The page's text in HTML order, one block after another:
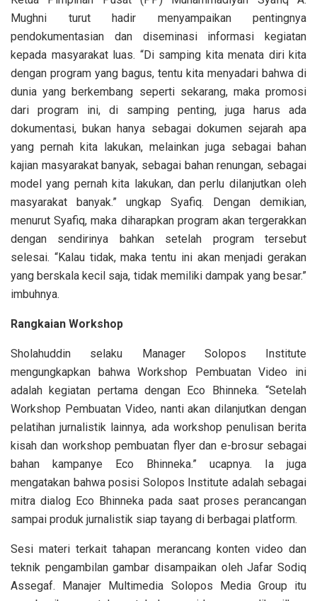
Mughni turut hadir menyampaikan pentingnya
pendokumentasian dan diseminasi informasi kegiatan
kepada masyarakat luas. “Di samping kita menata diri kita
dengan program yang bagus, tentu kita menyadari bahwa di
dunia yang berkembang seperti sekarang, maka promosi
dari program ini, di samping penting, juga harus ada
dokumentasi, bukan hanya sebagai dokumen sejarah apa
yang pernah kita lakukan, melainkan juga sebagai bahan
kajian masyarakat banyak, sebagai bahan renungan, sebagai
model yang pernah kita lakukan, dan perlu dilanjutkan oleh
masyarakat banyak.” ungkap Syafiq. Dengan demikian,
menurut Syafiq, maka diharapkan program akan tergerakkan
dengan sendirinya bahkan setelah program tersebut
selesai. “Kalau tidak, maka tentu ini akan menjadi gerakan
yang berskala kecil saja, tidak memiliki dampak yang besar.”
imbuhnya.
Rangkaian Workshop
Sholahuddin selaku Manager Solopos Institute
mengungkapkan bahwa Workshop Pembuatan Video ini
adalah kegiatan pertama dengan Eco Bhinneka. “Setelah
Workshop Pembuatan Video, nanti akan dilanjutkan dengan
pelatihan jurnalistik lainnya, ada workshop penulisan berita
kisah dan workshop pembuatan flyer dan e-brosur sebagai
bahan kampanye Eco Bhinneka.” ucapnya. Ia juga
mengatakan bahwa posisi Solopos Institute adalah sebagai
mitra dialog Eco Bhinneka pada saat proses perancangan
sampai produk jurnalistik siap tayang di berbagai platform.
Sesi materi terkait tahapan merancang konten video dan
teknik pengambilan gambar disampaikan oleh Jafar Sodiq
Assegaf. Manajer Multimedia Solopos Media Group itu